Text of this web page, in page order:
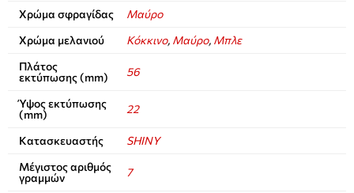
Χρώμα σφραγίδας
Μαύρο
Χρώμα μελανιού
Κόκκινο, Μαύρο, Μπλε
Πλάτος
εκτύπωσης (mm)
56
Ύψος εκτύπωσης
(mm)
22
Κατασκευαστής
SHINY
Μέγιστος αριθμός
γραμμών
7